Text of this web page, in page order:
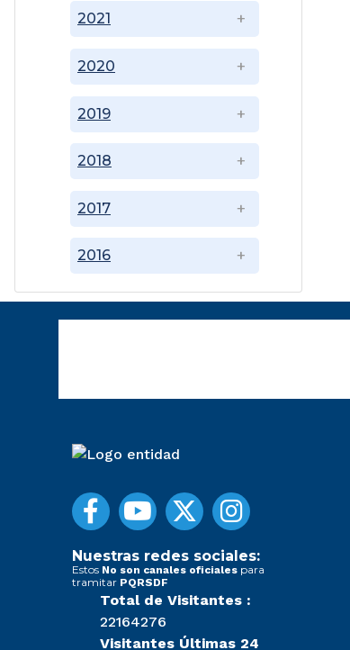
2016
2017
2018
2019
2020
2021
Nuestras redes sociales:
Estos No son canales oficiales para
tramitar PQRSDF
Total de Visitantes :
22164276
Visitantes Últimas 24